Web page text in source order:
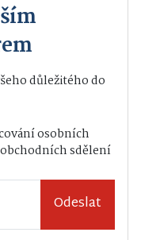
důležitého do
osobních
sdělení
Odeslat